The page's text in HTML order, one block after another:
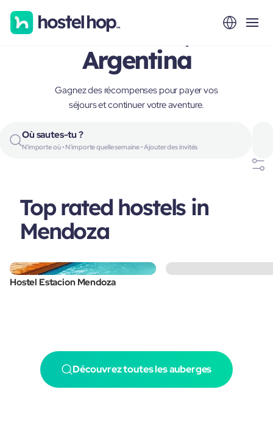
Mendoza,
Argentina
Gagnez des récompenses pour payer vos
séjours et continuer votre aventure.
Où sautes-tu ?
N'importe où • N'importe quelle semaine • Ajouter des invités
Top rated hostels in
Mendoza
Hostel Estacion Mendoza
Découvrez toutes les auberges